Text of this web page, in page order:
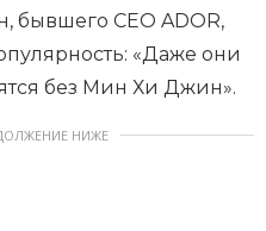
CEO ADOR,
«Даже они
без Мин Хи Джин».
НИЖЕ